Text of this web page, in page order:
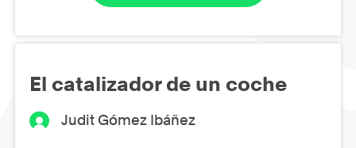
El catalizador de un coche
Judit Gómez Ibáñez